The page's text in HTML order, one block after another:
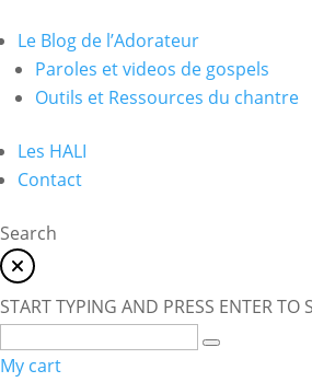
Le Blog de l’Adorateur
Paroles et videos de gospels
Outils et Ressources du chantre
Les HALI
Contact
Search
START TYPING AND PRESS ENTER TO
My cart